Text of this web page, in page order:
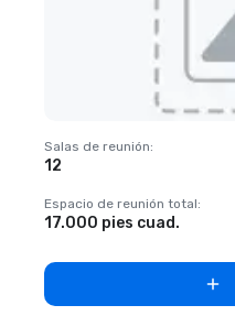
Removed from favorites
Salas de reunión:
12
Espacio de reunión total:
17.000 pies cuad.